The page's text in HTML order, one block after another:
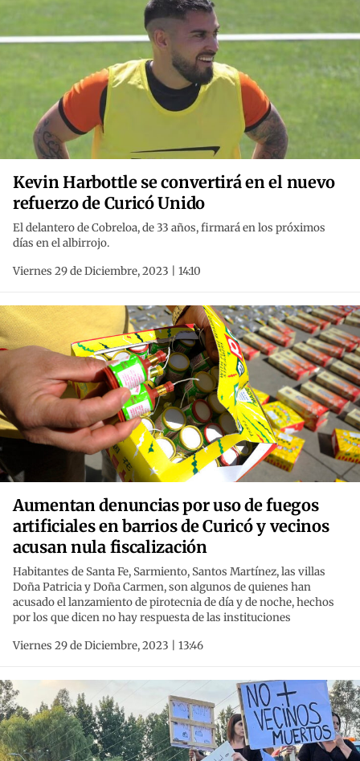
Kevin Harbottle se convertirá en el nuevo
refuerzo de Curicó Unido
El delantero de Cobreloa, de 33 años, firmará en los próximos
días en el albirrojo.
Viernes 29 de Diciembre, 2023 | 14:10
Aumentan denuncias por uso de fuegos
artificiales en barrios de Curicó y vecinos
acusan nula fiscalización
Habitantes de Santa Fe, Sarmiento, Santos Martínez, las villas
Doña Patricia y Doña Carmen, son algunos de quienes han
acusado el lanzamiento de pirotecnia de día y de noche, hechos
por los que dicen no hay respuesta de las instituciones
Viernes 29 de Diciembre, 2023 | 13:46